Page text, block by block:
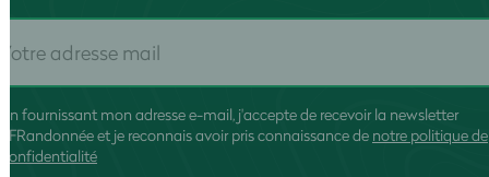
En fournissant mon adresse e-mail, j'accepte de recevoir la newsletter
FFRandonnée et je reconnais avoir pris connaissance de notre politique de
confidentialité